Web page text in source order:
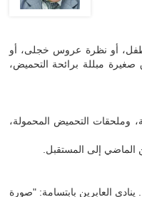
طفل، أو نظرة عروس خجلى، أو
مبللة برائحة التحميض،
وملحقات التحميض المحمولة،
إلى المستقبل.
العابرين بابتسامة: "صورة